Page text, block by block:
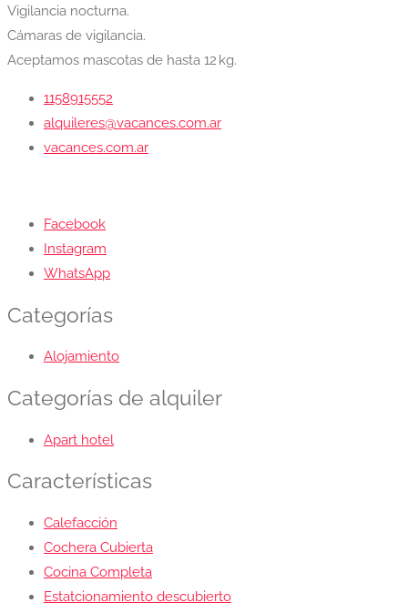
Vigilancia nocturna.
Cámaras de vigilancia.
Aceptamos mascotas de hasta 12 kg.
1158915552
alquileres@vacances.com.ar
vacances.com.ar
Facebook
Instagram
WhatsApp
Categorías
Alojamiento
Categorías de alquiler
Apart hotel
Características
Calefacción
Cochera Cubierta
Cocina Completa
Estatcionamiento descubierto